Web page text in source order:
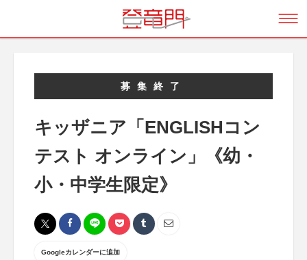
募集終了
キッザニア「ENGLISHコン
テスト オンライン」《幼・
小・中学生限定》
Googleカレンダーに追加